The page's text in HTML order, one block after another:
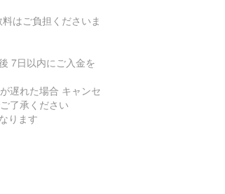
はご負担くださいま
7日以内にご入金を
遅れた場合 キャンセ
了承ください
ります